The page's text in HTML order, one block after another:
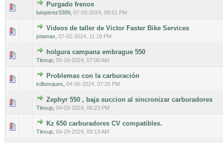
Purgado frenos
luisperez3389 07-03-2024, 08:51 PM
0 voto(s) - Media 0 de 5
Videos de taller de Victor Faster Bike Services
jotamax 07-02-2024, 11:18 PM
0 voto(s) - Media 0 de 5
1 2 345
holgura campana embrague 550
Tlexup 05-16-2024, 07:00 AM
0 voto(s) - Media 0 de 5
12345
Problemas con la carburación
kdbosques 04-06-2024, 07:26 PM
0 voto(s) - Media 0 de 5
12 345
Zephyr 550 , baja succion al sincronizar carburadores
Tlexup 04-03-2024, 06:23 PM
0 voto(s) - Media 0 de 5
12345
Kz 650 carburadores CV compatibles.
Tlexup 04-29-2024, 09:13 AM
0 voto(s) - Media 0 de 5
12 345